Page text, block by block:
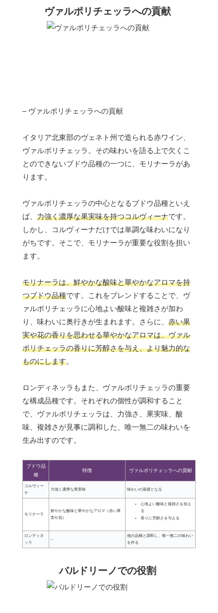
ヴァルポリチェッラへの貢献
– ヴァルポリチェッラへの貢献
イタリア北東部のヴェネト州で造られる赤ワイン、
ヴァルポリチェッラ。その味わいを語る上で欠くこ
とのできないブドウ品種の一つに、モリナーラがあ
ります。
ヴァルポリチェッラの中心となるブドウ品種といえ
ば、 力強く濃厚な果実味を持つコルヴィーナです。
しかし、コルヴィーナだけでは単調な味わいになり
がちです。そこで、モリナーラが重要な役割を担い
ます。
モリナーラは、鮮やかな酸味と華やかなアロマを持
つブドウ品種です。これをブレンドすることで、ヴ
ァルポリチェッラに心地よい酸味と複雑さが加わ
り、味わいに奥行きが生まれます。さらに、 赤い果
実や花の香りを思わせる華やかなアロマは、ヴァル
ポリチェッラの香りに芳醇さを与え、より魅力的な
ものにします。
ロンディネッラもまた、ヴァルポリチェッラの重要
な構成品種です。それぞれの個性が調和すること
で、ヴァルポリチェッラは、力強さ、果実味、酸
味、複雑さが見事に調和した、唯一無二の味わいを
生み出すのです。
ブドウ品
種
特徴 ヴァルポリチェッラへの貢献
コルヴィー
ナ
力強く濃厚な果実味 味わいの基礎となる
モリナーラ
鮮やかな酸味と華やかなアロマ（赤い果
実や花）
心地よい酸味と複雑さを加え
る
香りに芳醇さを与える
ロンディネ
ッラ
–
他の品種と調和し、唯一無二の味わい
を作る
バルドリーノでの役割